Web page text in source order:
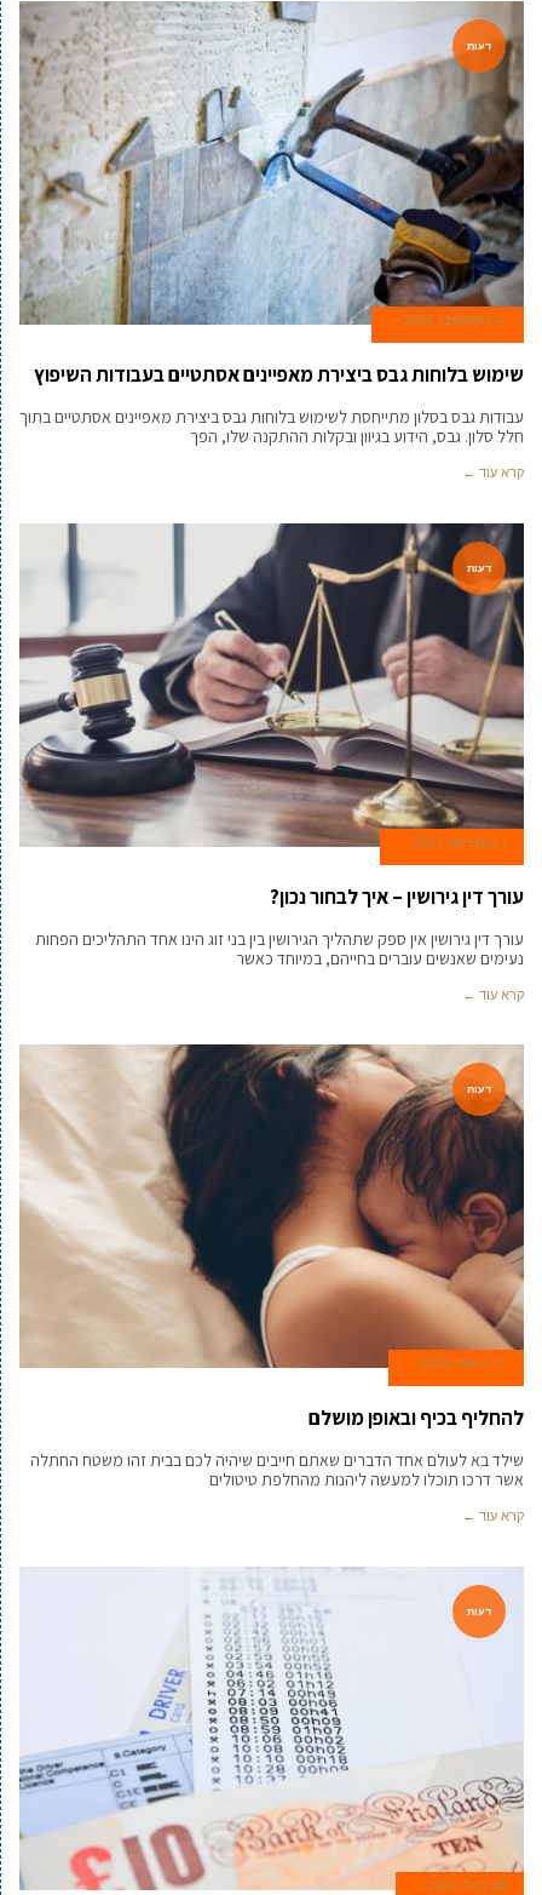
דעות
4 באוקטובר 2023
שימוש בלוחות גבס ביצירת מאפיינים אסתטיים בעבודות השיפוץ
עבודות גבס בסלון מתייחסת לשימוש בלוחות גבס ביצירת מאפיינים אסתטיים בתוך
חלל סלון. גבס, הידוע בגיוון ובקלות ההתקנה שלו, הפך
קרא עוד ←
דעות
1 בפברואר 2023
עורך דין גירושין – איך לבחור נכון?
עורך דין גירושין אין ספק שתהליך הגירושין בין בני זוג הינו אחד התהליכים הפחות
נעימים שאנשים עוברים בחייהם, במיוחד כאשר
קרא עוד ←
דעות
17 בינואר 2023
להחליף בכיף ובאופן מושלם
שילד בא לעולם אחד הדברים שאתם חייבים שיהיה לכם בבית זהו משטח החתלה
אשר דרכו תוכלו למעשה ליהנות מהחלפת טיטולים
קרא עוד ←
דעות
28 ביולי 2022